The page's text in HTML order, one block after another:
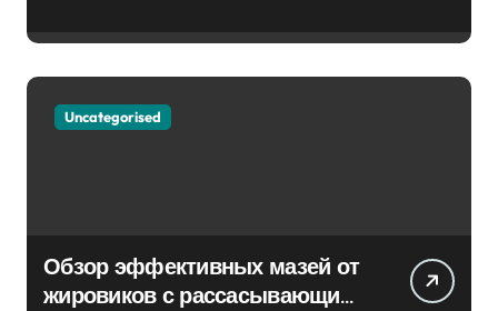
Uncategorised
Обзор эффективных мазей от
жировиков с рассасывающим